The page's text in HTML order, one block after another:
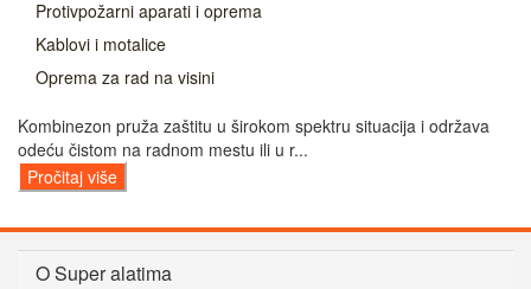
Protivpožarni aparati i oprema
Kablovi i motalice
Oprema za rad na visini
Kombinezon pruža zaštitu u širokom spektru situacija i održava
odeću čistom na radnom mestu ili u r...
Pročitaj više
O Super alatima